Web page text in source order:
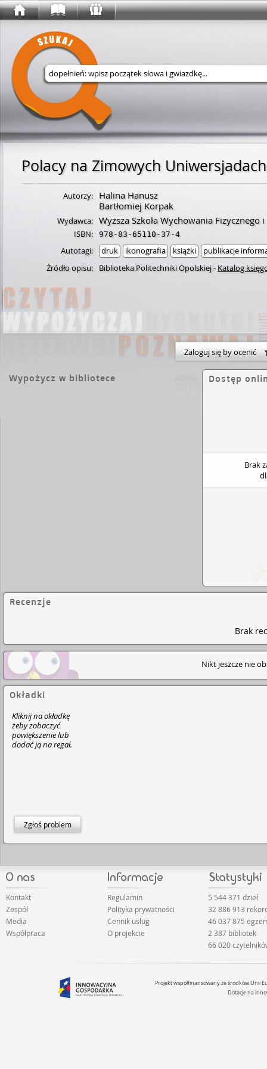
Wyszukaj w serwisie
Polacy na Zimowych
Autorzy:
Halina Hanusz
Bartłomiej Korpak
Wydawca: Wyższa Szkoła Wychowania Fizycznego
ISBN: 978-83-65110-37-4
Autotagi: druk ikonografia książki
publikacje
Źródło opisu:
Biblioteka Politechniki Opolskiej- Katalog
Zaloguj się by ocenić
Wypożycz w bibliotece Dostęp
Brak
Recenzje
Brak
Nikt jeszcze nie
Okładki
Kliknij na okładkę
żeby zobaczyć
powiększenie lub
dodać ją na regał.
Zgłoś problem
Kontakt
Zespół
Media
Współpraca
Regulamin
Polityka prywatności
Cennik usług
O projekcie
5 544 371 dzieł
32 886 913
46 037 875
2 387 bibliotek
66 020
Projekt współfinansowany ze środków Unii
Dotacje na